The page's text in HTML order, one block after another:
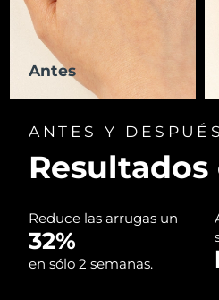
Antes
ANTES Y DESPUÉS
Reduce las arrugas un
32%
en sólo 2 semanas.
RAE de Macao
(China)
Malasia
Mónaco
Países Bajos